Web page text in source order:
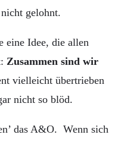
gelohnt.
eine Idee, die allen
Zusammen sind wir
vielleicht übertrieben
nicht so blöd.
das A&O. Wenn sich